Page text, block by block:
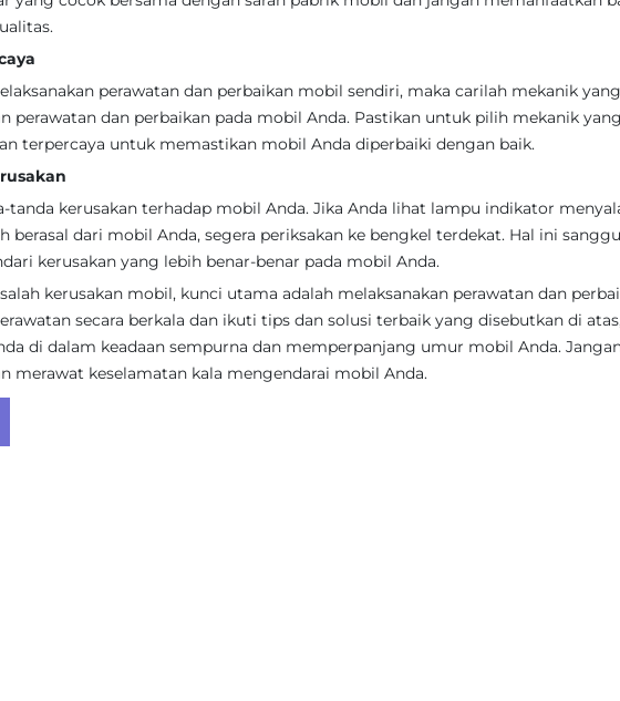
perawatan dan perbaikan mobil sendiri, maka carilah mekanik yang
perawatan dan perbaikan pada mobil Anda. Pastikan untuk pilih mekanik yang
terpercaya untuk memastikan mobil Anda diperbaiki dengan baik.
tanda kerusakan terhadap mobil Anda. Jika Anda lihat lampu indikator
berasal dari mobil Anda, segera periksakan ke bengkel terdekat. Hal ini
kerusakan yang lebih benar-benar pada mobil Anda.
kerusakan mobil, kunci utama adalah melaksanakan perawatan dan
secara berkala dan ikuti tips dan solusi terbaik yang disebutkan di
di dalam keadaan sempurna dan memperpanjang umur mobil Anda.
merawat keselamatan kala mengendarai mobil Anda.